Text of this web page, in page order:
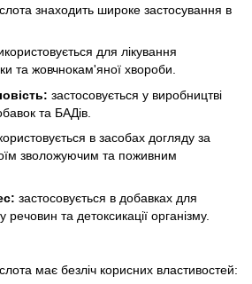
знаходить широке застосування в
для лікування
та жовчнокам'яної хвороби.
застосовується у виробництві
та БАДів.
в засобах догляду за
зволожуючим та поживним
застосовується в добавках для
та детоксикації організму.
має безліч корисних властивостей: